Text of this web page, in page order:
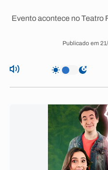
Evento acontece no Teatro
Publicado em